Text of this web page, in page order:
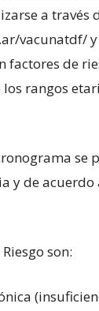
a través
vacunatdf/
factores de
rangos
y de
son: